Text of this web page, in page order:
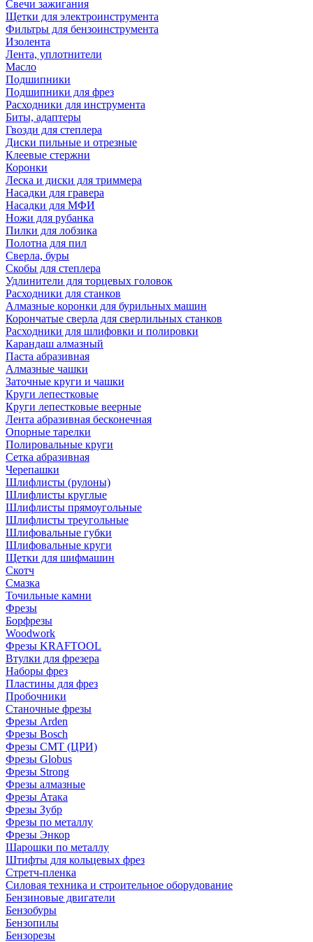
Свечи зажигания
Щетки для электроинструмента
Фильтры для бензоинструмента
Изолента
Лента, уплотнители
Масло
Подшипники
Подшипники для фрез
Расходники для инструмента
Биты, адаптеры
Гвозди для степлера
Диски пильные и отрезные
Клеевые стержни
Коронки
Леска и диски для триммера
Насадки для гравера
Насадки для МФИ
Ножи для рубанка
Пилки для лобзика
Полотна для пил
Сверла, буры
Скобы для степлера
Удлинители для торцевых головок
Расходники для станков
Алмазные коронки для бурильных машин
Корончатые сверла для сверлильных станков
Расходники для шлифовки и полировки
Карандаш алмазный
Паста абразивная
Алмазные чашки
Заточные круги и чашки
Круги лепестковые
Круги лепестковые веерные
Лента абразивная бесконечная
Опорные тарелки
Полировальные круги
Сетка абразивная
Черепашки
Шлифлисты (рулоны)
Шлифлисты круглые
Шлифлисты прямоугольные
Шлифлисты треугольные
Шлифовальные губки
Шлифовальные круги
Щетки для шифмашин
Скотч
Смазка
Точильные камни
Фрезы
Борфрезы
Woodwork
Фрезы KRAFTOOL
Втулки для фрезера
Наборы фрез
Пластины для фрез
Пробочники
Станочные фрезы
Фрезы Arden
Фрезы Bosch
Фрезы CMT (ЦРИ)
Фрезы Globus
Фрезы Strong
Фрезы алмазные
Фрезы Атака
Фрезы Зубр
Фрезы по металлу
Фрезы Энкор
Шарошки по металлу
Штифты для кольцевых фрез
Стретч-пленка
Силовая техника и строительное оборудование
Бензиновые двигатели
Бензобуры
Бензопилы
Бензорезы